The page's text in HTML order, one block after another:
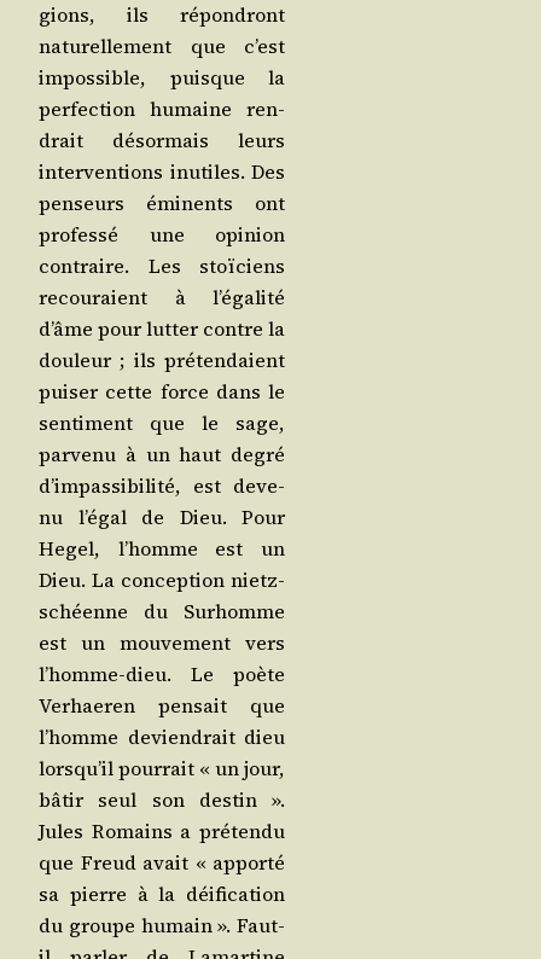
gions, ils répon­dront
natu­rel­le­ment que c’est
impos­sible, puisque la
per­fec­tion humaine ren­
drait désor­mais leurs
inter­ven­tions inutiles. Des
pen­seurs émi­nents ont
pro­fes­sé une opi­nion
contraire. Les stoï­ciens
recou­raient à l’égalité
d’âme pour lut­ter contre la
dou­leur ; ils pré­ten­daient
pui­ser cette force dans le
sen­ti­ment que le sage,
par­ve­nu à un haut degré
d’impassibilité, est deve­
nu l’égal de Dieu. Pour
Hegel, l’homme est un
Dieu. La concep­tion nietz­
schéenne du Sur­homme
est un mou­ve­ment vers
l’homme-dieu. Le poète
Verhae­ren pen­sait que
l’homme devien­drait dieu
lorsqu’il pour­rait « un jour,
bâtir seul son des­tin ».
Jules Romains a pré­ten­du
que Freud avait « appor­té
sa pierre à la déi­fi­ca­tion
du groupe humain ». Faut-